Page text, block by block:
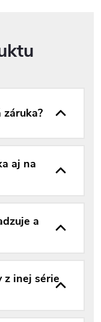
aj na
a
z inej série